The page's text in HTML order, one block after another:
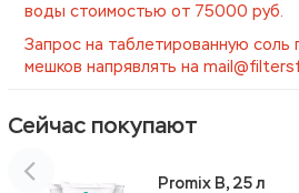
воды стоимостью от 75000 руб.
Запрос на таблетированную соль
мешков напрявлять на
Сейчас покупают
Promix B, 25 л